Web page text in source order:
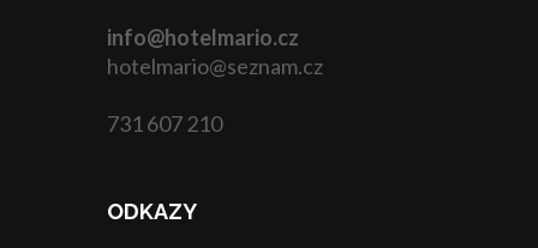
info@hotelmario.cz
hotelmario@seznam.cz
731 607 210
ODKAZY